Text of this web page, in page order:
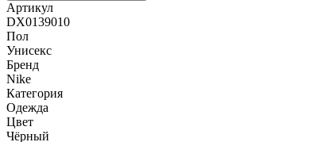
Артикул
DX0139010
Пол
Унисекс
Бренд
Nike
Категория
Одежда
Цвет
Чёрный